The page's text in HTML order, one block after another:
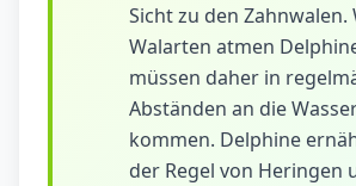
Sicht zu den Zahnwalen.
Walarten atmen
müssen daher in
Abständen an die
kommen. Delphine
der Regel von Heringen